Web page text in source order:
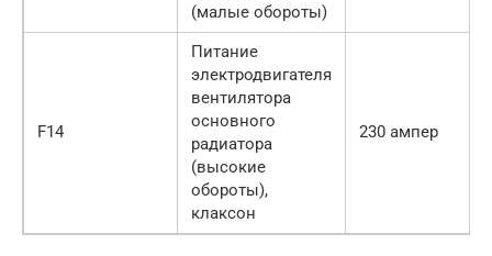
(малые обороты)
F14
Питание
электродвигателя
вентилятора
основного
радиатора
(высокие
обороты),
клаксон
230 ампер